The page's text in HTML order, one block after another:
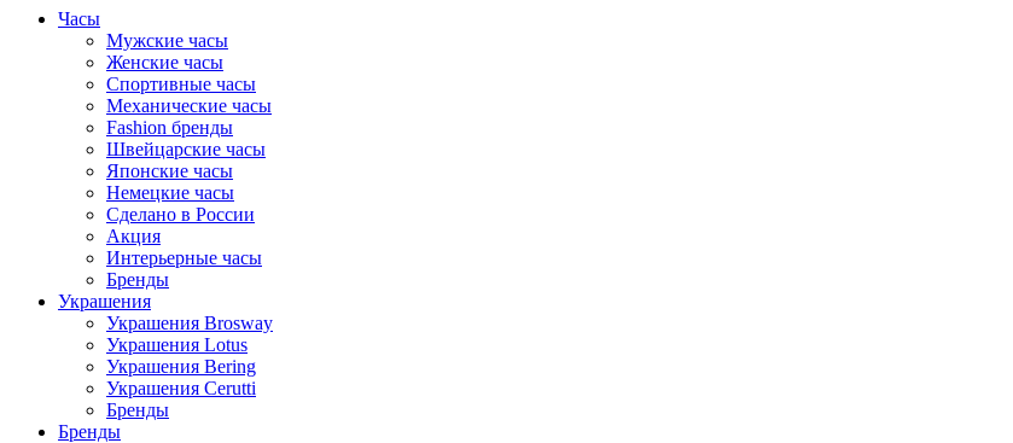
Часы
Мужские часы
Женские часы
Спортивные часы
Механические часы
Fashion бренды
Швейцарские часы
Японские часы
Немецкие часы
Сделано в России
Акция
Интерьерные часы
Бренды
Украшения
Украшения Brosway
Украшения Lotus
Украшения Bering
Украшения Cerutti
Бренды
Бренды